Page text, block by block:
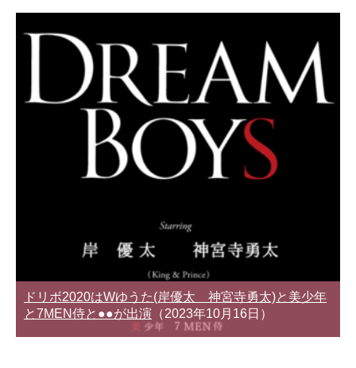
ドリボ2020はWゆうた(岸優太 神宮寺勇太)と美少年
と7MEN侍と●●が出演 （2023年10月16日）